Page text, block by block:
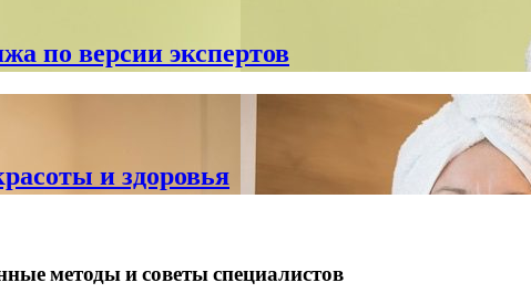
по версии экспертов
и здоровья
методы и советы специалистов